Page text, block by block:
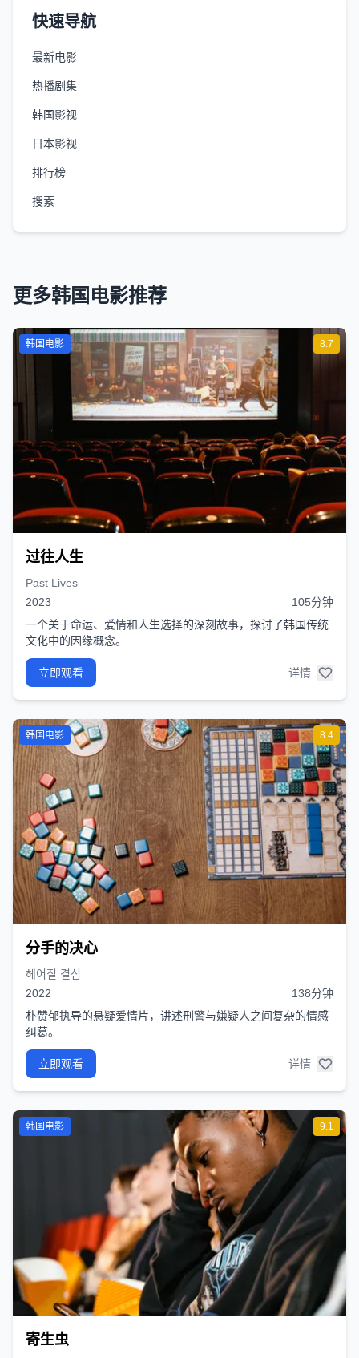
快速导航
最新电影
热播剧集
韩国影视
日本影视
排行榜
搜索
更多韩国电影推荐
8.7
韩国电影
过往人生
Past Lives
2023
105分钟
一个关于命运、爱情和人生选择的深刻故事，探讨了韩国传统
文化中的因缘概念。
立即观看 详情
8.4
韩国电影
分手的决心
헤어질 결심
2022
138分钟
朴赞郁执导的悬疑爱情片，讲述刑警与嫌疑人之间复杂的情感
纠葛。
立即观看 详情
9.1
韩国电影
寄生虫